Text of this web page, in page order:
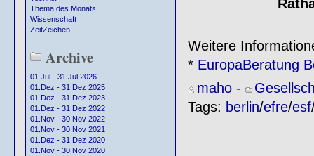
Thema des Monats
Wissenschaft
ZeitZeichen
Archive
01.Jul - 31 Jul 2026
01.Dez - 31 Dez 2025
01.Dez - 31 Dez 2023
01.Dez - 31 Dez 2022
01.Nov - 30 Nov 2022
01.Nov - 30 Nov 2021
01.Dez - 31 Dez 2020
01.Nov - 30 Nov 2020
Weitere
* EuropaBeratung
maho-
Tags: berlin/efre/esf